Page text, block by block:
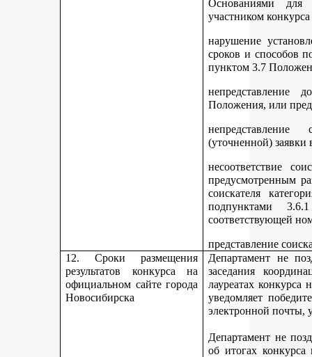
Основаниями для
участником
нарушение
сроков и способов
пунктом 3.7
непредставление
Положения, или
непредставление
(уточненной) заявки
несоответствие
предусмотренным
соискателя
подпунктами 3.6.1
соответствующей
представление
12. Сроки размещения
результатов конкурса на
официальном сайте города
Новосибирска
Департамент не
заседания
лауреатах
уведомляет
электронной почты,
Департамент не
об итогах